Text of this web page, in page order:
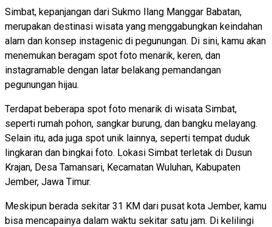
Simbat, kepanjangan dari Sukmo Ilang Manggar Babatan,
merupakan destinasi wisata yang menggabungkan keindahan
alam dan konsep instagenic di pegunungan. Di sini, kamu akan
menemukan beragam spot foto menarik, keren, dan
instagramable dengan latar belakang pemandangan
pegunungan hijau.
Terdapat beberapa spot foto menarik di wisata Simbat,
seperti rumah pohon, sangkar burung, dan bangku melayang.
Selain itu, ada juga spot unik lainnya, seperti tempat duduk
lingkaran dan bingkai foto. Lokasi Simbat terletak di Dusun
Krajan, Desa Tamansari, Kecamatan Wuluhan, Kabupaten
Jember, Jawa Timur.
Meskipun berada sekitar 31 KM dari pusat kota Jember, kamu
bisa mencapainya dalam waktu sekitar satu jam. Di kelilingi